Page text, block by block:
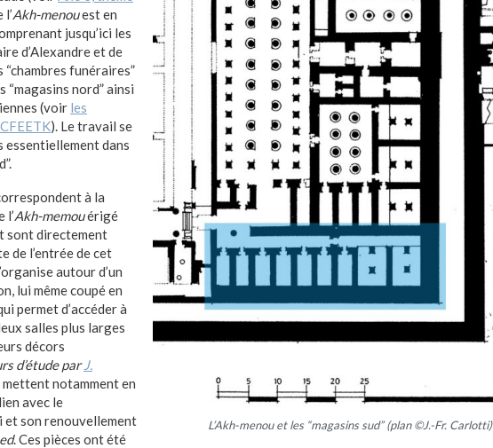
L’Akh-menouet les “magasins sud” (plan ©J.-Fr. Carlotti)
Akh-menouest en
jusqu’ici les
d’Alexandre et de
“chambres funéraires”
“magasins nord” ainsi
(voir les
). Le travail se
essentiellement dans
à la
l’Akh-memouérigé
sont directement
de l’entrée de cet
autour d’un
lui même coupé en
permet d’accéder à
salles plus larges
décors
d’étude par J.
mettent notamment en
avec le
et son renouvellement
. Ces pièces ont été